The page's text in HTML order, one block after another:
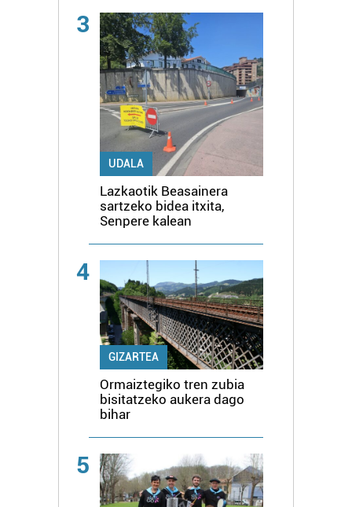
3
UDALA
Lazkaotik Beasainera
sartzeko bidea itxita,
Senpere kalean
4
GIZARTEA
Ormaiztegiko tren zubia
bisitatzeko aukera dago
bihar
5